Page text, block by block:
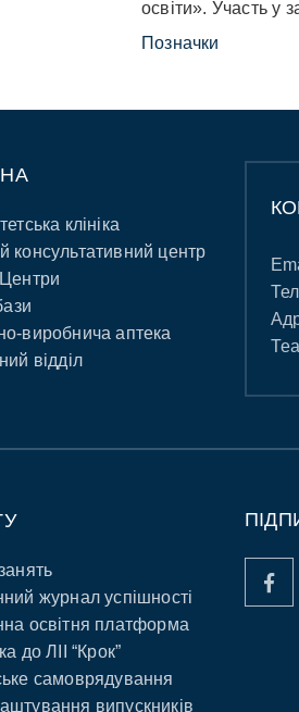
освіти». Участь у
Позначки
клініка
консультативний центр
виробнича аптека
відділ
журнал успішності
освітня платформа
до ЛІІ “Крок”
самоврядування
випускників